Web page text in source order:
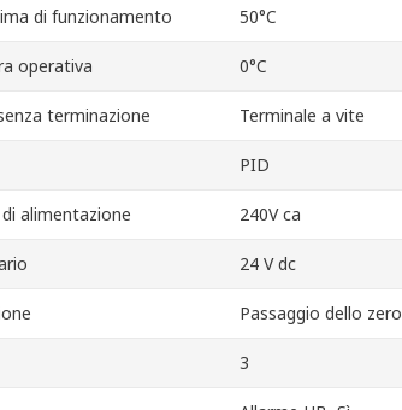
di funzionamento 50°C
operativa 0°C
terminazione Terminale a vite
PID
alimentazione 240V ca
24 V dc
Passaggio dello zero
3